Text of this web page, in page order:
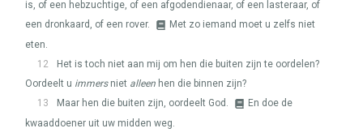
is, of een hebzuchtige, of een afgodendienaar, of een lasteraar, of
een dronkaard, of een rover.
Met zo iemand moet u zelfs niet
eten.
12
Het is toch niet aan mij om hen die buiten zijn te oordelen?
Oordeelt u immersniet alleen hen die binnen zijn?
13
Maar hen die buiten zijn, oordeelt God.
En doe de
kwaaddoener uit uw midden weg.